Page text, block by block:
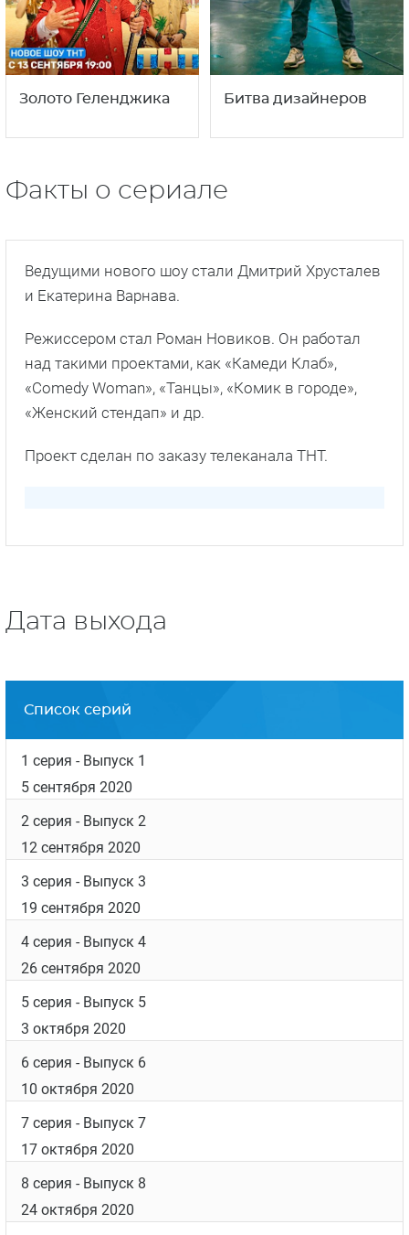
Золото Геленджика Битва дизайнеров
Факты о сериале
Ведущими нового шоу стали Дмитрий Хрусталев
и Екатерина Варнава.
Режиссером стал Роман Новиков. Он работал
над такими проектами, как «Камеди Клаб»,
«Comedy Woman», «Танцы», «Комик в городе»,
«Женский стендап» и др.
Проект сделан по заказу телеканала ТНТ.
Дата выхода
Список серий
1 серия - Выпуск 1
5 сентября 2020
2 серия - Выпуск 2
12 сентября 2020
3 серия - Выпуск 3
19 сентября 2020
4 серия - Выпуск 4
26 сентября 2020
5 серия - Выпуск 5
3 октября 2020
6 серия - Выпуск 6
10 октября 2020
7 серия - Выпуск 7
17 октября 2020
8 серия - Выпуск 8
24 октября 2020